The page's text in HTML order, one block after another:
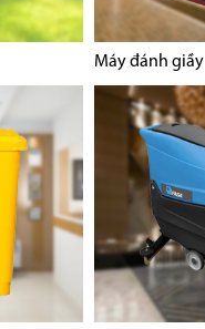
Máy đánh giầy